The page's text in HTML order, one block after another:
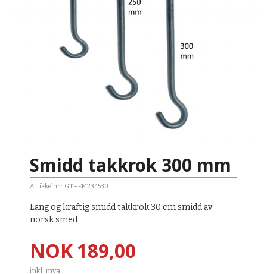
Smidd takkrok 300 mm
Artikkelnr.: GTHEM234530
Lang og kraftig smidd takkrok 30 cm smidd av
norsk smed
Pris
NOK189,00
inkl. mva.